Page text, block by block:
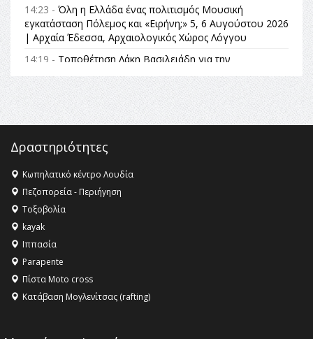
14:23 - Όλη η Ελλάδα ένας πολιτισμός Μουσική
εγκατάσταση Πόλεμος και «Ειρήνη;» 5, 6 Αυγούστου 2026
| Αρχαία Έδεσσα, Αρχαιολογικός Χώρος Λόγγου
14:19 - Τοποθέτηση Λάκη Βασιλειάδη για την
Αναθεώρηση του Συντάγματος: «Σε τέτοιες κορυφαίες
θεσμικές διαδικασίες υπάρχει μόνο η ευθύνη απέναντι
στις επόμενες γενιές»
16:35 -Το πρόγραμμα του ΠΑΟΚ στον δεύτερο γύρο του
16:27 - Όλυμπος: Εντάχθηκε στον Κατάλογο Παγκόσμιας
Κληρονομιάς της UNESCO – Ομόφωνη η απόφαση Ο
Όλυμπος αναγνωρίστηκε ως φυσικό και πολιτιστικό
αγαθό εξέχουσας οικουμενικής αξίας για την
ανθρωπότητα
16:18 -
ΣΤΗΝ ΕΔΕΣΣΑ
Δραστηριότητες
Κωπηλατικό κέντρο Λουδία
Πεζοπορεία - Περιήγηση
Τοξοβολία
kayak
Ιππασία
Parapente
Πίστα Moto cross
Κατάβαση Μογλενίτσας (rafting)